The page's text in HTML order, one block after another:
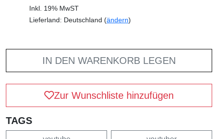
Inkl. 19% MwST
Lieferland: Deutschland (ändern)
IN DEN WARENKORB LEGEN
Zur Wunschliste hinzufügen
TAGS